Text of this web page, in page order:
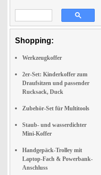
Shopping:
Werkzeugkoffer
2er-Set: Kinderkoffer zum
Draufsitzen und passender
Rucksack, Duck
Zubehör-Set für Multitools
Staub- und wasserdichter
Mini-Koffer
Handgepäck-Trolley mit
Laptop-Fach & Powerbank-
Anschluss